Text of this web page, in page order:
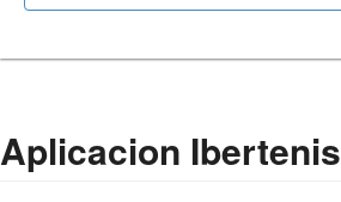
Aplicacion Ibertenis